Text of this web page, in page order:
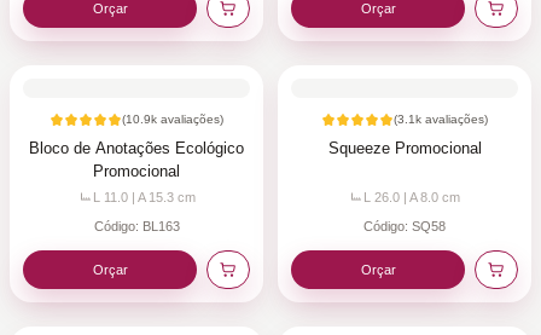
Orçar Orçar
(10.9k avaliações)
Bloco de Anotações Ecológico
Promocional
L 11.0 | A 15.3cm
Código: BL163
Orçar
(3.1k avaliações)
Squeeze Promocional
L 26.0 | A 8.0 cm
Código: SQ58
Orçar